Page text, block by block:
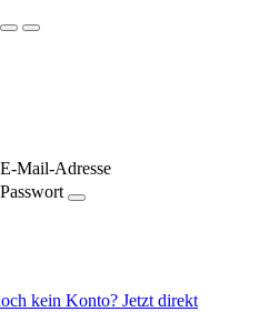
E-Mail-Adresse
Passwort
kein Konto? Jetzt direkt